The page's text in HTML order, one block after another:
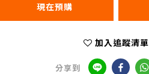
現在預購
加入追蹤清單
分享到